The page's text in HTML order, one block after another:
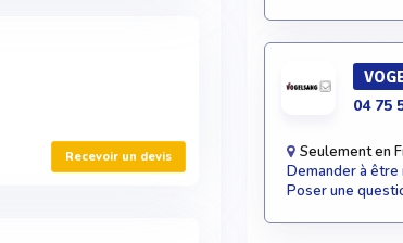
Recevoir un devis
04 75
Seulement en
Demander à
Poser une